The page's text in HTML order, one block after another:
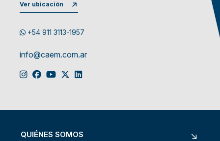
Ver ubicación
+54 911 3113-1957
info@caem.com.ar
QUIÉNES SOMOS